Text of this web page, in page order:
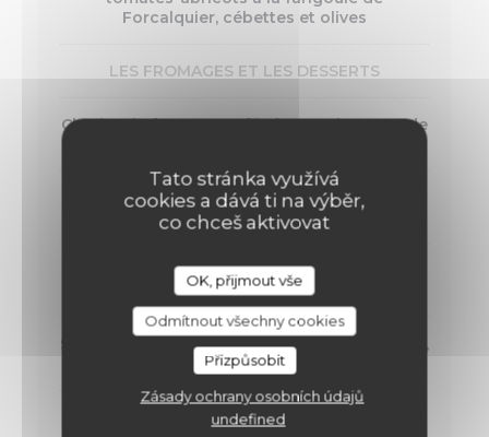
Tato stránka využívá
cookies a dává ti na výběr,
co chceš aktivovat
OK, přijmout vše
Odmítnout všechny cookies
Přizpůsobit
Zásady ochrany osobních údajů
undefined
Forcalquier, cébettes et olives
LES FROMAGES ET LES DESSERTS
Chariot de fromages affinés par Thevenet de
"La faisselle à la crème" de la ferme de J.P
Bonnefoy (71) « à votre goût »
Les glaces et/ou sorbets de fabrication
artisanale
Sorbet au champagne arrosé de champagne,
biscuit rose de Reims
« Une Suzette normande » La crêpe aux